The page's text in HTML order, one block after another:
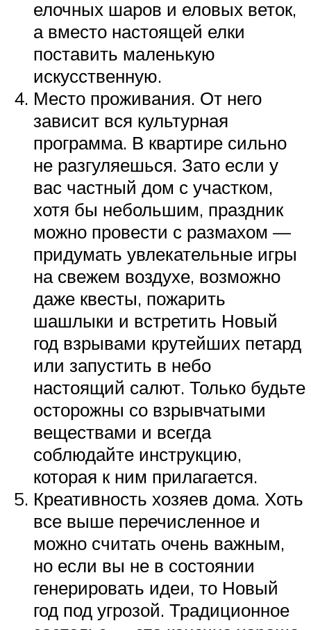
елочных шаров и еловых веток,
а вместо настоящей елки
поставить маленькую
искусственную.
Место проживания. От него
зависит вся культурная
программа. В квартире сильно
не разгуляешься. Зато если у
вас частный дом с участком,
хотя бы небольшим, праздник
можно провести с размахом —
придумать увлекательные игры
на свежем воздухе, возможно
даже квесты, пожарить
шашлыки и встретить Новый
год взрывами крутейших петард
или запустить в небо
настоящий салют. Только будьте
осторожны со взрывчатыми
веществами и всегда
соблюдайте инструкцию,
которая к ним прилагается.
Креативность хозяев дома. Хоть
все выше перечисленное и
можно считать очень важным,
но если вы не в состоянии
генерировать идеи, то Новый
год под угрозой. Традиционное